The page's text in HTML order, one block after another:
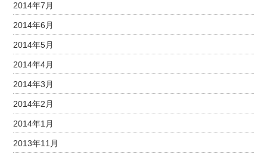
2014年7月
2014年6月
2014年5月
2014年4月
2014年3月
2014年2月
2014年1月
2013年11月